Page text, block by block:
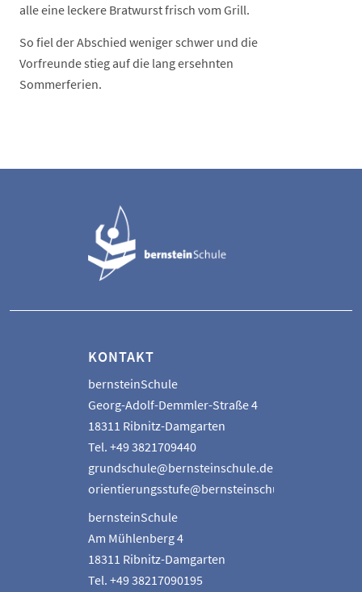
alle eine leckere Bratwurst frisch vom Grill.
So fiel der Abschied weniger schwer und die
Vorfreunde stieg auf die lang ersehnten
Sommerferien.
KONTAKT
bernsteinSchule
Georg-Adolf-Demmler-Straße 4
18311 Ribnitz-Damgarten
Tel. +49 3821709440
grundschule@bernsteinschule.de
orientierungsstufe@bernsteinschule.de
bernsteinSchule
Am Mühlenberg 4
18311 Ribnitz-Damgarten
Tel. +49 38217090195